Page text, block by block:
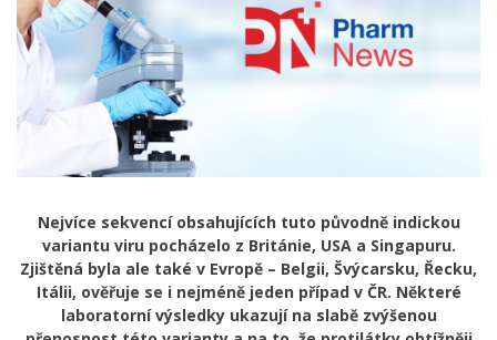
Nejvíce sekvencí obsahujících tuto původně indickou
variantu viru pocházelo z Británie, USA a Singapuru.
Zjištěná byla ale také v Evropě – Belgii, Švýcarsku, Řecku,
Itálii, ověřuje se i nejméně jeden případ v ČR. Některé
laboratorní výsledky ukazují na slabě zvýšenou